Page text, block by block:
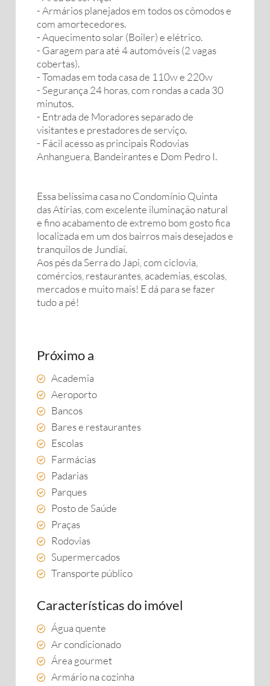
- Armários planejados em todos os cômodos e
com amortecedores.
- Aquecimento solar (Boiler) e elétrico.
- Garagem para até 4 automóveis (2 vagas
cobertas).
- Tomadas em toda casa de 110w e 220w
- Segurança 24 horas, com rondas a cada 30
minutos.
- Entrada de Moradores separado de
visitantes e prestadores de serviço.
- Fácil acesso as principais Rodovias
Anhanguera, Bandeirantes e Dom Pedro I.
Essa belíssima casa no Condomínio Quinta
das Atírias, com excelente iluminação natural
e fino acabamento de extremo bom gosto fica
localizada em um dos bairros mais desejados e
tranquilos de Jundiaí.
Aos pés da Serra do Japi, com ciclovia,
comércios, restaurantes, academias, escolas,
mercados e muito mais! E dá para se fazer
tudo a pé!
Próximo a
Academia
Aeroporto
Bancos
Bares e restaurantes
Escolas
Farmácias
Padarias
Parques
Posto de Saúde
Praças
Rodovias
Supermercados
Transporte público
Características do imóvel
Água quente
Ar condicionado
Área gourmet
Armário na cozinha